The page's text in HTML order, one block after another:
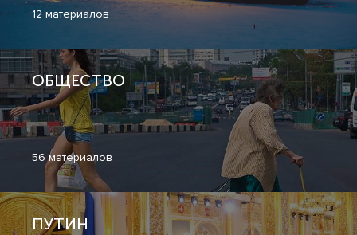
12 материалов
ОБЩЕСТВО
56 материалов
ПУТИН